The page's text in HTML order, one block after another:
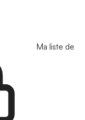
Ma liste de